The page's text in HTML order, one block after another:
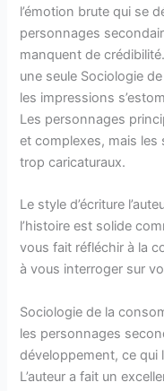
l’émotion brute qui se
personnages
manquent de
une seule Sociologie
les impressions
Les personnages
et complexes, mais
trop caricaturaux.
Le style d’écriture
l’histoire est solide
vous fait réfléchir à la
à vous interroger sur
Sociologie de la
les personnages
développement, ce qui
L’auteur a fait un